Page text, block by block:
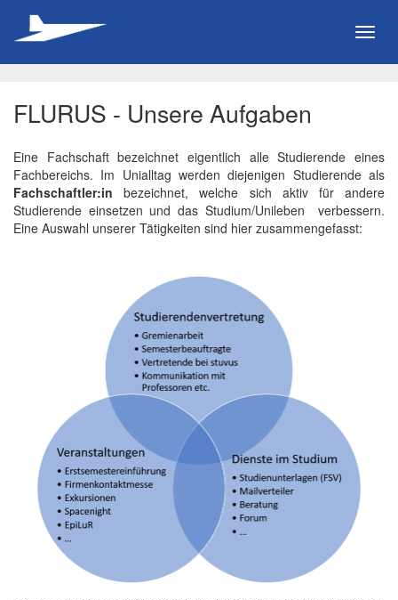
FLURUS - Unsere Aufgaben
Eine Fachschaft bezeichnet eigentlich alle Studierende eines
Fachbereichs. Im Unialltag werden diejenigen Studierende als
Fachschaftler:in bezeichnet, welche sich aktiv für andere
Studierende einsetzen und das Studium/Unileben verbessern.
Eine Auswahl unserer Tätigkeiten sind hier zusammengefasst: